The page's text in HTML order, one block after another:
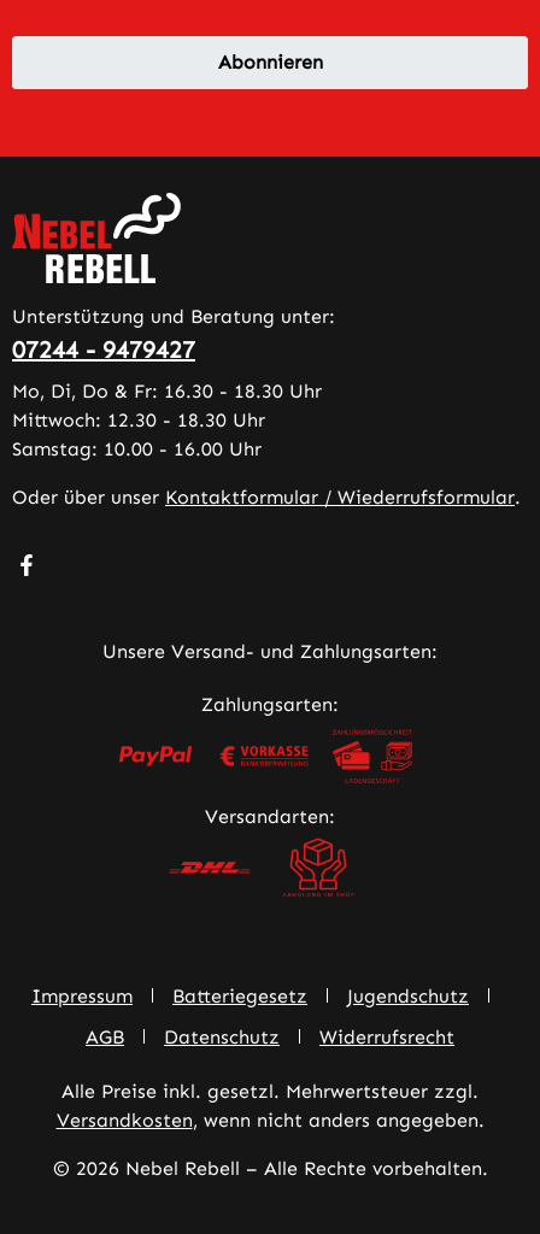
Abonnieren
Unterstützung und Beratung unter:
07244 - 9479427
Mo, Di, Do & Fr: 16.30 - 18.30 Uhr
Mittwoch: 12.30 - 18.30 Uhr
Samstag: 10.00 - 16.00 Uhr
Oder über unser Kontaktformular / Wiederrufsformular.
Besuche uns auf Facebook – öffnet in neuem Tab
Unsere Versand- und Zahlungsarten:
Zahlungsarten:
Versandarten:
Impressum Batteriegesetz
Jugendschutz
AGB
Datenschutz Widerrufsrecht
Alle Preise inkl. gesetzl. Mehrwertsteuer zzgl.
Versandkosten, wenn nicht anders angegeben.
© 2026 Nebel Rebell – Alle Rechte vorbehalten.